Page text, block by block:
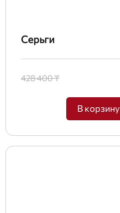
Серьги
428 400 ₸
В корзину